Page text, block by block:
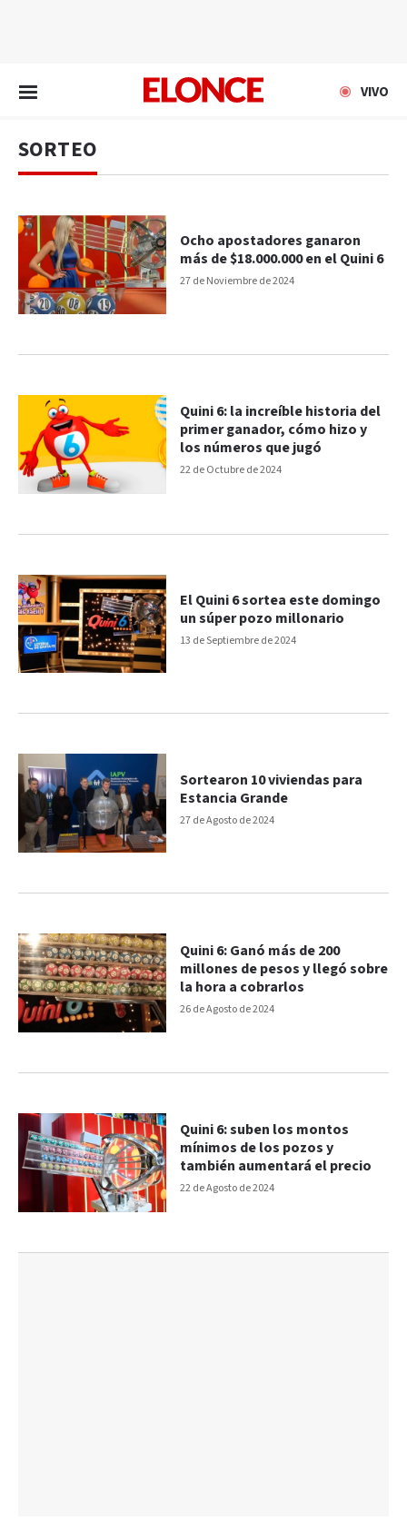
VIVO
SORTEO
27 de Noviembre de 2024
Ocho apostadores ganaron
más de $18.000.000 en el Quini 6
22 de Octubre de 2024
Quini 6: la increíble historia del
primer ganador, cómo hizo y
los números que jugó
13 de Septiembre de 2024
El Quini 6 sortea este domingo
un súper pozo millonario
27 de Agosto de 2024
Sortearon 10 viviendas para
Estancia Grande
26 de Agosto de 2024
Quini 6: Ganó más de 200
millones de pesos y llegó sobre
la hora a cobrarlos
22 de Agosto de 2024
Quini 6: suben los montos
mínimos de los pozos y
también aumentará el precio